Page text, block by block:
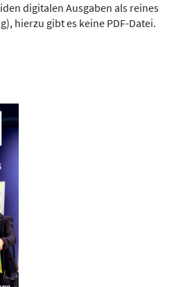
digitalen Ausgaben als reines
hierzu gibt es keine PDF-Datei.